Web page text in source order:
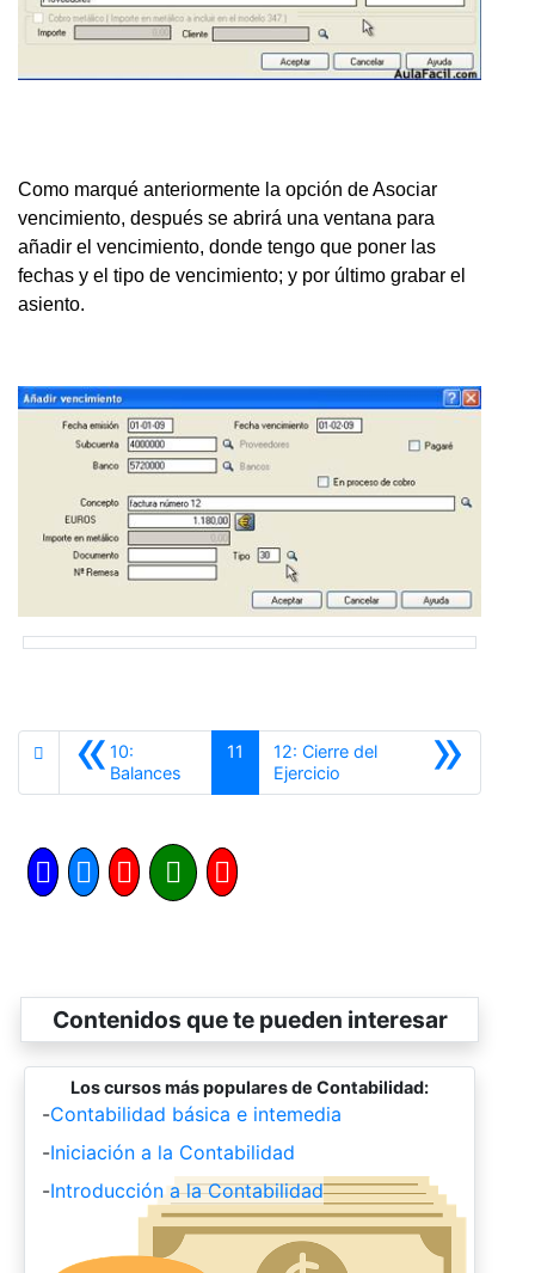
Como marqué anteriormente la opción de Asociar
vencimiento, después se abrirá una ventana para
añadir el vencimiento, donde tengo que poner las
fechas y el tipo de vencimiento; y por último grabar el
asiento.
«10:
Balances
11 »
12: Cierre del
Ejercicio
Contenidos que te pueden interesar
Los cursos más populares de Contabilidad:
-Contabilidad básica e intemedia
-Iniciación a la Contabilidad
-Introducción a la Contabilidad